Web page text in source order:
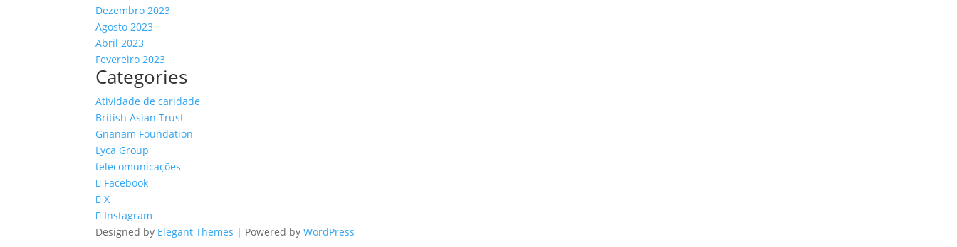
Dezembro 2023
Agosto 2023
Abril 2023
Fevereiro 2023
Categories
Atividade de caridade
British Asian Trust
Gnanam Foundation
Lyca Group
telecomunicações
Facebook
X
Instagram
Designed by Elegant Themes | Powered byWordPress